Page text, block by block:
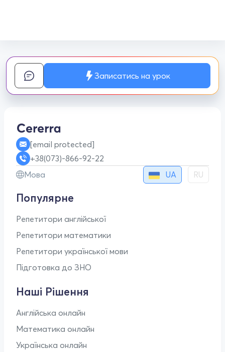
Записатись на урок
[email protected]
+38(073)-866-92-22
Мова
UA RU
Популярне
Репетитори англійської
Репетитори математики
Репетитори української мови
Підготовка до ЗНО
Наші Рішення
Англійська онлайн
Математика онлайн
Українська онлайн